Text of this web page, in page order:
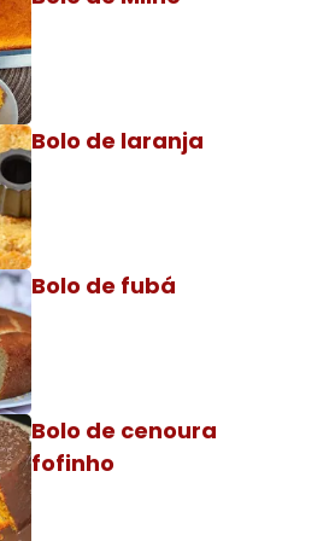
Bolo de laranja
Bolo de fubá
Bolo de cenoura
fofinho